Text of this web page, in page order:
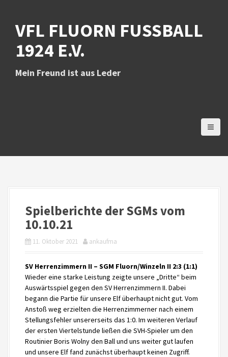
t
VFL FLUORN FUSSBALL 1
924 E.V.
Mein Freund ist aus Leder
Spielberichte der SGMs vom
10.10.21
11. Oktober 2021 ankaufma
SV Herrenzimmern II – SGM Fluorn/Winzeln II 2:3 (1:1)
Wieder eine starke Leistung zeigte unsere „Dritte“ beim
Auswärtsspiel gegen den SV Herrenzimmern II. Dabei
begann die Partie für unsere Elf überhaupt nicht gut. Vom
Anstoß weg erzielten die Herrenzimmerner nach einem
Stellungsfehler unsererseits das 1:0. Im weiteren Verlauf
der ersten Viertelstunde ließen die SVH-Spieler um den
Routinier Boris Wolny den Ball und uns weiter gut laufen
und unsere Elf fand zunächst überhaupt keinen Zugriff.